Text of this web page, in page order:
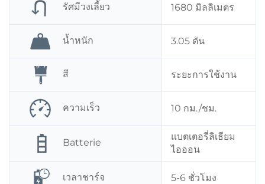
รัศมีวงเลี้ยว 1680 มิลลิเมตร
น้ำหนัก 3.05 ตัน
สี ระยะการใช้งาน
ความเร็ว 10 กม./ชม.
Batterie
แบตเตอรี่ลิเธียม
ไอออน
เวลาชาร์จ 5-6 ชั่วโมง